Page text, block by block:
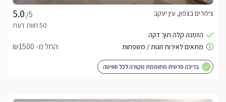
/5
צימרים בצפון, עין יעקב
החל מ- ₪1500
בריכה פרטית מחוממת מקורה לכל סוויטה